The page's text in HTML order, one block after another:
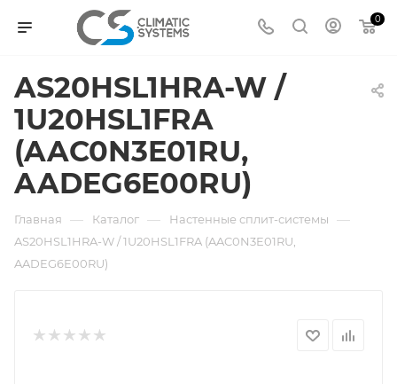
0
AS20HSL1HRA-W /
1U20HSL1FRA
(AAC0N3E01RU,
AADEG6E00RU)
Главная — Каталог — Настенные сплит-системы —
AS20HSL1HRA-W / 1U20HSL1FRA (AAC0N3E01RU,
AADEG6E00RU)